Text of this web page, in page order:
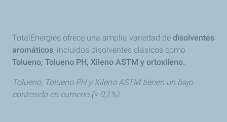
TotalEnergies ofrece una amplia variedad de disolventes
aromáticos, incluidos disolventes clásicos como
Tolueno, Tolueno PH, Xileno ASTM y ortoxileno.
Tolueno, Tolueno PH y Xileno ASTM tienen un bajo
contenido en cumeno (< 0,1%).